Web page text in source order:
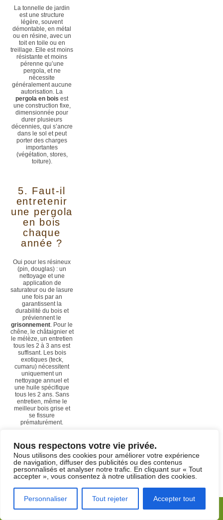
Nous respectons votre vie privée.
Nous utilisons des cookies pour améliorer votre expérience
de navigation, diffuser des publicités ou des contenus
personnalisés et analyser notre trafic. En cliquant sur « Tout
accepter », vous consentez à notre utilisation des cookies.
Personnaliser Tout rejeter Accepter tout
La tonnelle de jardin
est une structure
légère, souvent
démontable, en métal
ou en résine, avec un
toit en toile ou en
treillage. Elle est moins
résistante et moins
pérenne qu’une
pergola, et ne
nécessite
généralement aucune
autorisation. La
pergola en bois est
une construction fixe,
dimensionnée pour
durer plusieurs
décennies, qui s’ancre
dans le sol et peut
porter des charges
importantes
(végétation, stores,
toiture).
5. Faut-il
entretenir
une pergola
en bois
chaque
année ?
Oui pour les résineux
(pin, douglas) : un
nettoyage et une
application de
saturateur ou de lasure
une fois par an
garantissent la
durabilité du bois et
préviennent le
grisonnement. Pour le
chêne, le châtaignier et
le mélèze, un entretien
tous les 2 à 3 ans est
suffisant. Les bois
exotiques (teck,
cumaru) nécessitent
uniquement un
nettoyage annuel et
une huile spécifique
tous les 2 ans. Sans
entretien, même le
meilleur bois grise et
se fissure
prématurément.
6. Comment
ancrer une
pergola en
bois au sol
Etre rappelé Conseils au jardin